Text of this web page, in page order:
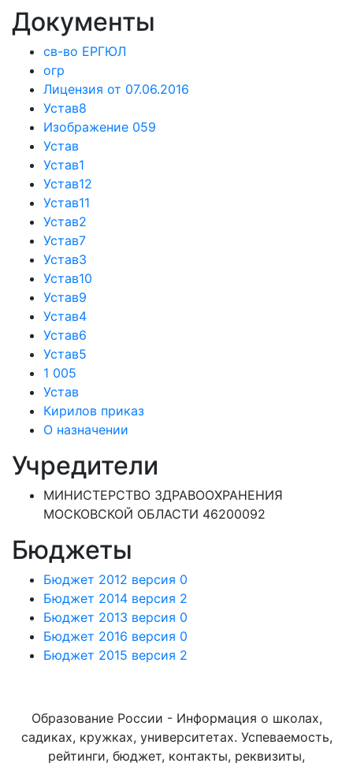
Документы
св-во ЕРГЮЛ
огр
Лицензия от 07.06.2016
Устав8
Изображение 059
Устав
Устав1
Устав12
Устав11
Устав2
Устав7
Устав3
Устав10
Устав9
Устав4
Устав6
Устав5
1 005
Устав
Кирилов приказ
О назначении
Учредители
МИНИСТЕРСТВО ЗДРАВООХРАНЕНИЯ
МОСКОВСКОЙ ОБЛАСТИ 46200092
Бюджеты
Бюджет 2012 версия 0
Бюджет 2014 версия 2
Бюджет 2013 версия 0
Бюджет 2016 версия 0
Бюджет 2015 версия 2
Образование России - Информация о школах,
садиках, кружках, университетах. Успеваемость,
рейтинги, бюджет, контакты, реквизиты,